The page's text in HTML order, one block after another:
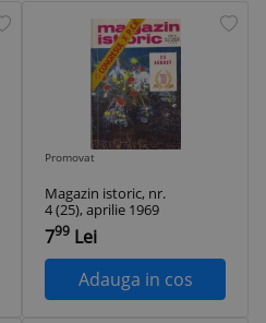
Promovat
Magazin istoric, nr.
4 (25), aprilie 1969
799 Lei
Adauga in cos